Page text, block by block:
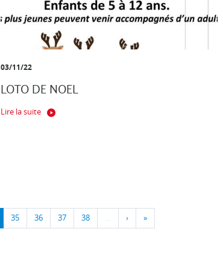
03/11/22
LOTO DE NOEL
Lire la suite
35 36 37 38 … › »